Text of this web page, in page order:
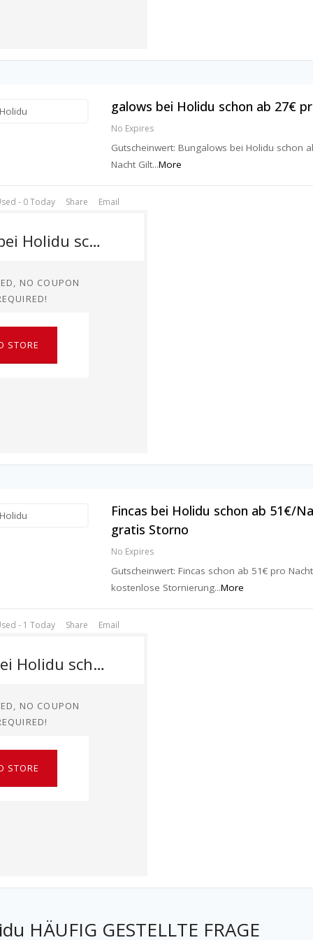
galows bei Holidu schon ab 27€
No Expires
Gutscheinwert: Bungalows bei Holidu schon
Nacht Gilt...More
- 0 Today Share Email
galows bei Holidu schon ab 27€ pro Nacht
NO COUPON
STORE
Fincas bei Holidu schon ab 51€/
gratis Storno
No Expires
Gutscheinwert: Fincas schon ab 51€ pro
kostenlose Stornierung...More
- 1 Today Share Email
Fincas bei Holidu schon ab 51€/Nacht + gratis Storno
NO COUPON
STORE
HÄUFIG GESTELLTE FRAGE